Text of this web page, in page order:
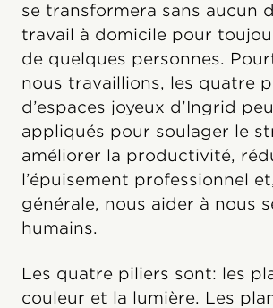
se transformera sans aucun
travail à domicile pour
de quelques personnes.
nous travaillions, les quatre
d’espaces joyeux d’Ingrid
appliqués pour soulager le
améliorer la productivité,
l’épuisement professionnel
générale, nous aider à nous
humains.
Les quatre piliers sont: les
couleur et la lumière. Les